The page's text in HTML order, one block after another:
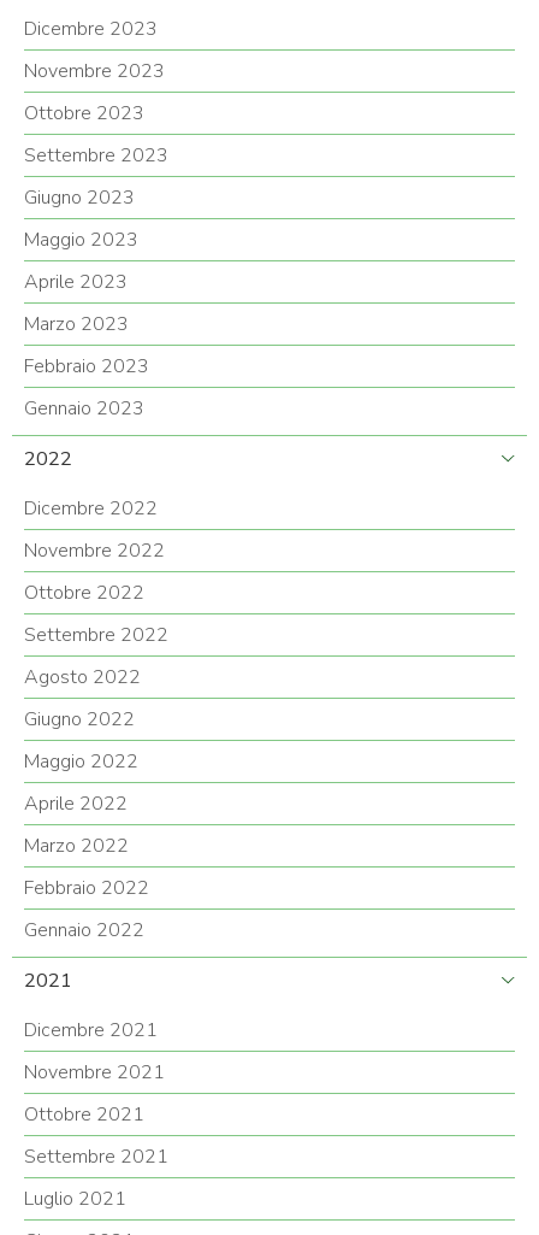
Dicembre 2023
Novembre 2023
Ottobre 2023
Settembre 2023
Giugno 2023
Maggio 2023
Aprile 2023
Marzo 2023
Febbraio 2023
Gennaio 2023
2022
Dicembre 2022
Novembre 2022
Ottobre 2022
Settembre 2022
Agosto 2022
Giugno 2022
Maggio 2022
Aprile 2022
Marzo 2022
Febbraio 2022
Gennaio 2022
2021
Dicembre 2021
Novembre 2021
Ottobre 2021
Settembre 2021
Luglio 2021